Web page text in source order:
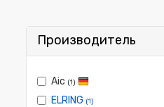
Производитель
Aic (1)
ELRING (1)